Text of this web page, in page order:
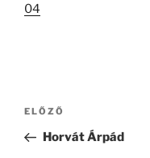
04
Bejegyzés
navigáció
Korábbi
bejegyzés
ELŐZŐ
Horvát Árpád